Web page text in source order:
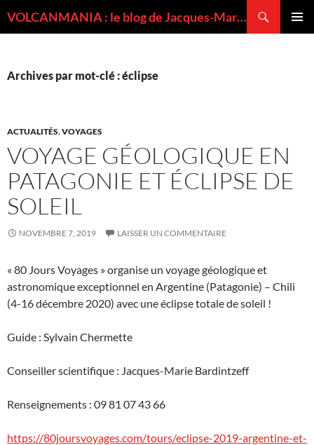
VOLCANMANIA : le blog de Jacques-Marie BARDINTZEFF, volcanologue
Archives par mot-clé : éclipse
ACTUALITÉS,VOYAGES
VOYAGE GÉOLOGIQUE EN
PATAGONIE ET ÉCLIPSE DE
SOLEIL
NOVEMBRE 7, 2019 LAISSER UN COMMENTAIRE
« 80 Jours Voyages » organise un voyage géologique et
astronomique exceptionnel en Argentine (Patagonie) – Chili
(4-16 décembre 2020) avec une éclipse totale de soleil !
Guide : Sylvain Chermette
Conseiller scientifique : Jacques-Marie Bardintzeff
Renseignements : 09 81 07 43 66
https://80joursvoyages.com/tours/eclipse-2019-argentine-et-